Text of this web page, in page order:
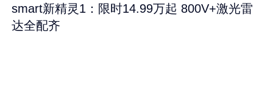
smart新精灵1：限时14.99万起 800V+激光雷
达全配齐